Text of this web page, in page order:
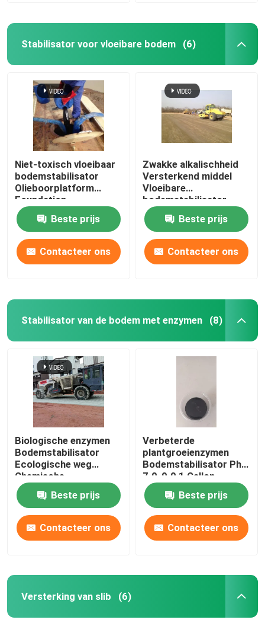
Stabilisator voor vloeibare bodem (6)
Niet-toxisch vloeibaar
bodemstabilisator
Olieboorplatform
Foundation
Bodemstabilisatie
Beste prijs
Contacteer ons
Zwakke alkalischheid
Versterkend middel
Vloeibare
bodemstabilisator
Biologisch enzym
Beste prijs
Contacteer ons
Stabilisator van de bodem met enzymen (8)
Biologische enzymen
Bodemstabilisator
Ecologische weg
Chemische
bodemstabilisatie
Beste prijs
Contacteer ons
Verbeterde
plantgroeienzymen
Bodemstabilisator Ph
7.0-9.0 1 Gallon
dekking voor
bodemerosiebestrijding
Beste prijs
Contacteer ons
Versterking van slib (6)